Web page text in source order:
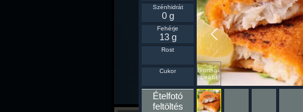
Ikonnak
beállít
Szénhidrát
0 g
Fehérje
13 g
Rost
Cukor
Ételfotó
feltöltés